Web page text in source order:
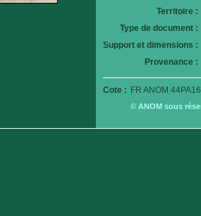
Territoire :
Type de document :
Support et dimensions :
Provenance :
Cote : FR ANOM
© ANOM sous